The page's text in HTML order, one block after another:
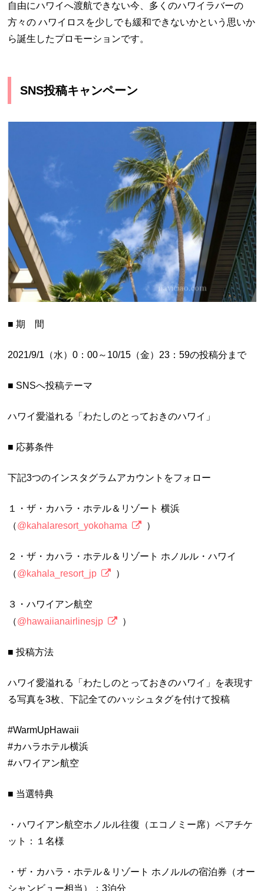
自由にハワイへ渡航できない今、多くのハワイラバーの
方々の ハワイロスを少しでも緩和できないかという思いか
ら誕生したプロモーションです。
SNS投稿キャンペーン
■ 期 間
2021/9/1（水）0：00～10/15（金）23：59の投稿分まで
■ SNSへ投稿テーマ
ハワイ愛溢れる「わたしのとっておきのハワイ」
■ 応募条件
下記3つのインスタグラムアカウントをフォロー
１・ザ・カハラ・ホテル＆リゾート 横浜
（@kahalaresort_yokohama ）
２・ザ・カハラ・ホテル＆リゾート ホノルル・ハワイ
（@kahala_resort_jp ）
３・ハワイアン航空
（@hawaiianairlinesjp ）
■ 投稿方法
ハワイ愛溢れる「わたしのとっておきのハワイ」を表現す
る写真を3枚、下記全てのハッシュタグを付けて投稿
#WarmUpHawaii
#カハラホテル横浜
#ハワイアン航空
■ 当選特典
・ハワイアン航空ホノルル往復（エコノミー席）ペアチケ
ット：１名様
・ザ・カハラ・ホテル＆リゾート ホノルルの宿泊券（オー
シャンビュー相当）：3泊分